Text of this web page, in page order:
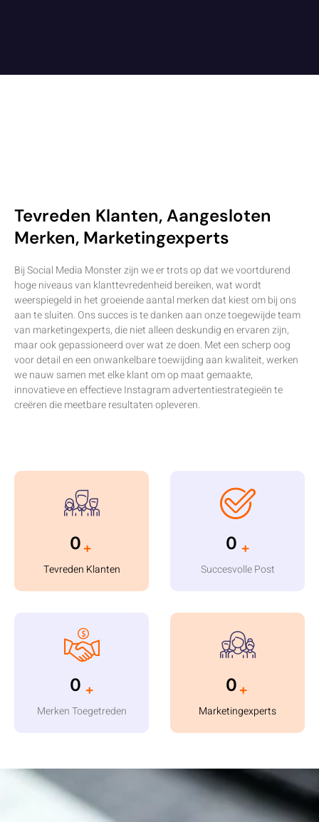
Tevreden Klanten, Aangesloten
Merken, Marketingexperts
Bij Social Media Monster zijn we er trots op dat we voortdurend
hoge niveaus van klanttevredenheid bereiken, wat wordt
weerspiegeld in het groeiende aantal merken dat kiest om bij ons
aan te sluiten. Ons succes is te danken aan onze toegewijde team
van marketingexperts, die niet alleen deskundig en ervaren zijn,
maar ook gepassioneerd over wat ze doen. Met een scherp oog
voor detail en een onwankelbare toewijding aan kwaliteit, werken
we nauw samen met elke klant om op maat gemaakte,
innovatieve en effectieve Instagram advertentiestrategieën te
creëren die meetbare resultaten opleveren.
0+
Tevreden Klanten
0 +
Succesvolle Post
0 +
Merken Toegetreden
0+
Marketingexperts